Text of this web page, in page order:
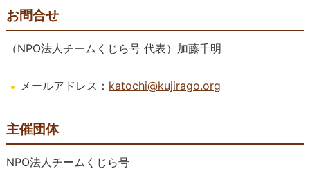
お問合せ
（NPO法人チームくじら号 代表）加藤千明
メールアドレス： katochi@kujirago.org
主催団体
NPO法人チームくじら号